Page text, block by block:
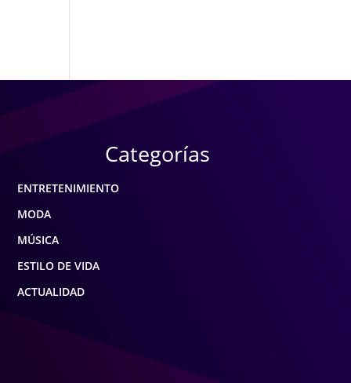
Categorías
ENTRETENIMIENTO
MODA
MÚSICA
ESTILO DE VIDA
ACTUALIDAD